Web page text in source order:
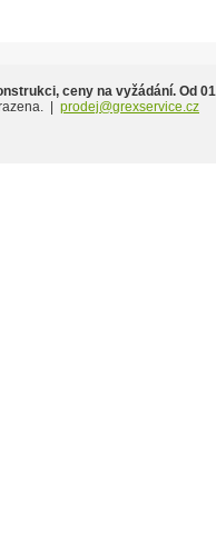
ceny na vyžádání. Od
| prodej@grexservice.cz